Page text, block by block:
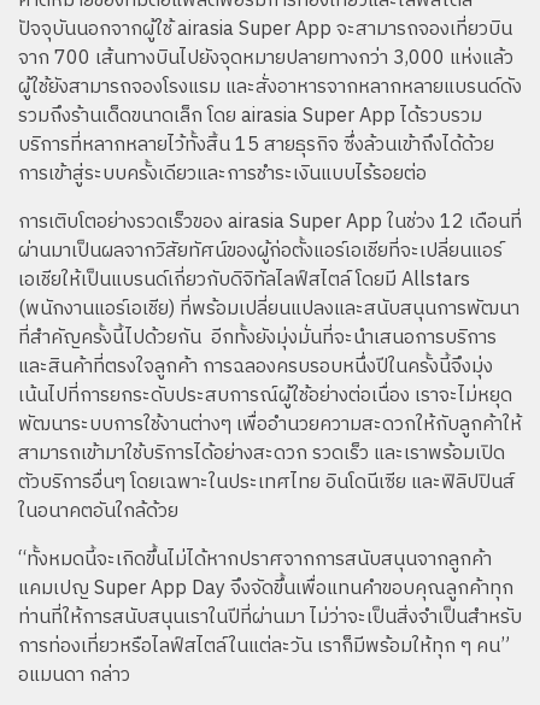
ปัจจุบันนอกจากผู้ใช้ airasia Super App จะสามารถจองเที่ยวบิน
จาก 700 เส้นทางบินไปยังจุดหมายปลายทางกว่า 3,000 แห่งแล้ว
ผู้ใช้ยังสามารถจองโรงแรม และสั่งอาหารจากหลากหลายแบรนด์ดัง
รวมถึงร้านเด็ดขนาดเล็ก โดย airasia Super App ได้รวบรวม
บริการที่หลากหลายไว้ทั้งสิ้น 15 สายธุรกิจ ซึ่งล้วนเข้าถึงได้ด้วย
การเข้าสู่ระบบครั้งเดียวและการชำระเงินแบบไร้รอยต่อ
การเติบโตอย่างรวดเร็วของ airasia Super App ในช่วง 12 เดือนที่
ผ่านมาเป็นผลจากวิสัยทัศน์ของผู้ก่อตั้งแอร์เอเชียที่จะเปลี่ยนแอร์
เอเชียให้เป็นแบรนด์เกี่ยวกับดิจิทัลไลฟ์สไตล์ โดยมี Allstars
(พนักงานแอร์เอเชีย) ที่พร้อมเปลี่ยนแปลงและสนับสนุนการพัฒนา
ที่สำคัญครั้งนี้ไปด้วยกัน อีกทั้งยังมุ่งมั่นที่จะนำเสนอการบริการ
และสินค้าที่ตรงใจลูกค้า การฉลองครบรอบหนึ่งปีในครั้งนี้จึงมุ่ง
เน้นไปที่การยกระดับประสบการณ์ผู้ใช้อย่างต่อเนื่อง เราจะไม่หยุด
พัฒนาระบบการใช้งานต่างๆ เพื่ออำนวยความสะดวกให้กับลูกค้าให้
สามารถเข้ามาใช้บริการได้อย่างสะดวก รวดเร็ว และเราพร้อมเปิด
ตัวบริการอื่นๆ โดยเฉพาะในประเทศไทย อินโดนีเซีย และฟิลิปปินส์
ในอนาคตอันใกล้ด้วย
“ทั้งหมดนี้จะเกิดขึ้นไม่ได้หากปราศจากการสนับสนุนจากลูกค้า
แคมเปญ Super App Day จึงจัดขึ้นเพื่อแทนคำขอบคุณลูกค้าทุก
ท่านที่ให้การสนับสนุนเราในปีที่ผ่านมาไม่ว่าจะเป็นสิ่งจำเป็นสำหรับ
การท่องเที่ยวหรือไลฟ์สไตล์ในแต่ละวัน เราก็มีพร้อมให้ทุก ๆ คน”
อแมนดา กล่าว